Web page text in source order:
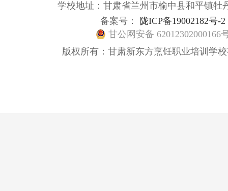
学校地址：甘肃省兰州市榆中县和平镇牡
备案号：
陇ICP备19002182号-2
甘公网安备 62012302000166
版权所有：甘肃新东方烹饪职业培训学